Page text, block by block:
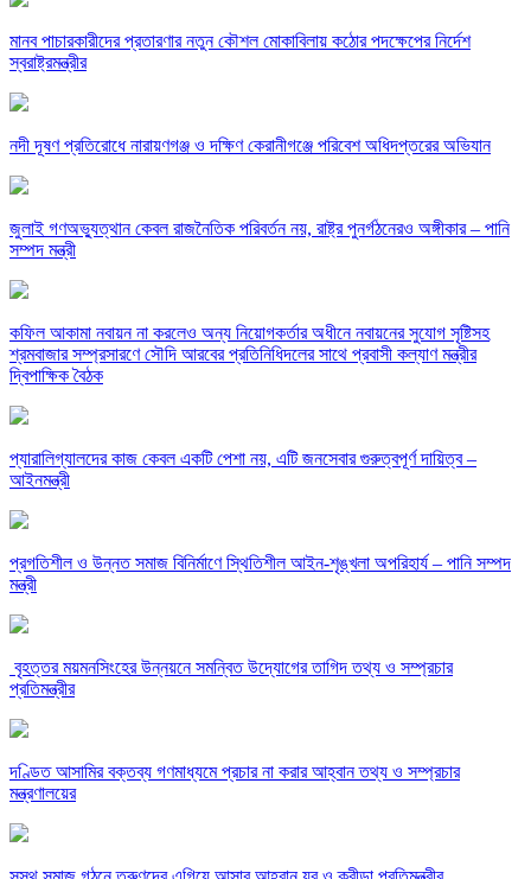
মানব পাচারকারীদের প্রতারণার নতুন কৌশল মোকাবিলায় কঠোর পদক্ষেপের নির্দেশ
স্বরাষ্ট্রমন্ত্রীর
নদী দূষণ প্রতিরোধে নারায়ণগঞ্জ ও দক্ষিণ কেরানীগঞ্জে পরিবেশ অধিদপ্তরের অভিযান
জুলাই গণঅভ্যুত্থান কেবল রাজনৈতিক পরিবর্তন নয়, রাষ্ট্র পুনর্গঠনেরও অঙ্গীকার – পানি
সম্পদ মন্ত্রী
কফিল আকামা নবায়ন না করলেও অন্য নিয়োগকর্তার অধীনে নবায়নের সুযোগ সৃষ্টিসহ
শ্রমবাজার সম্প্রসারণে সৌদি আরবের প্রতিনিধিদলের সাথে প্রবাসী কল্যাণ মন্ত্রীর
দ্বিপাক্ষিক বৈঠক
প্যারালিগ্যালদের কাজ কেবল একটি পেশা নয়, এটি জনসেবার গুরুত্বপূর্ণ দায়িত্ব –
আইনমন্ত্রী
‎প্রগতিশীল ও উন্নত সমাজ বিনির্মাণে স্থিতিশীল আইন-শৃঙ্খলা অপরিহার্য – পানি সম্পদ
মন্ত্রী
‎ বৃহত্তর ময়মনসিংহের উন্নয়নে সমন্বিত উদ্যোগের তাগিদ তথ্য ও সম্প্রচার
প্রতিমন্ত্রীর
দণ্ডিত আসামির বক্তব্য গণমাধ্যমে প্রচার না করার আহ্বান তথ্য ও সম্প্রচার
মন্ত্রণালয়ের